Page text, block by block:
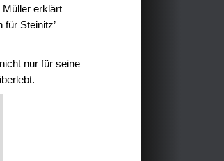
Müller erklärt
Steinitz’
nur für seine